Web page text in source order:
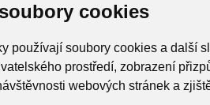
cookies
používají soubory cookies a další
prostředí, zobrazení
webových stránek a